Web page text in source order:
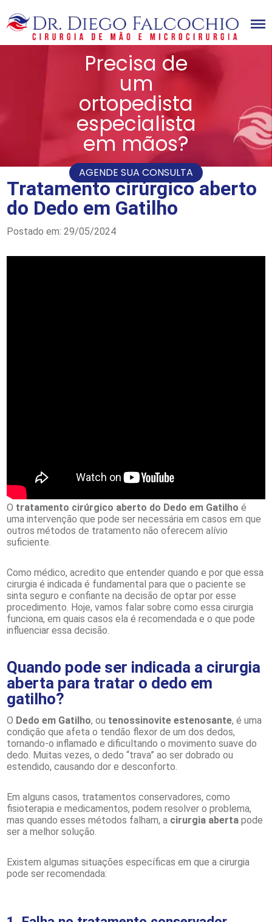
Dr Diego Falcochio
Artigos Científicos
Precisa de
um
ortopedista
especialista
em mãos?
AGENDE SUA CONSULTA
Tratamento cirúrgico aberto
do Dedo em Gatilho
Postado em: 29/05/2024
O tratamento cirúrgico aberto do Dedo em Gatilho é
uma intervenção que pode ser necessária em casos em que
outros métodos de tratamento não oferecem alívio
suficiente.
Como médico, acredito que entender quando e por que essa
cirurgia é indicada é fundamental para que o paciente se
sinta seguro e confiante na decisão de optar por esse
procedimento. Hoje, vamos falar sobre como essa cirurgia
funciona, em quais casos ela é recomendada e o que pode
influenciar essa decisão.
Quando pode ser indicada a cirurgia
aberta para tratar o dedo em
gatilho?
O Dedo em Gatilho, ou tenossinovite estenosante, é uma
condição que afeta o tendão flexor de um dos dedos,
tornando-o inflamado e dificultando o movimento suave do
dedo. Muitas vezes, o dedo “trava” ao ser dobrado ou
estendido, causando dor e desconforto.
Em alguns casos, tratamentos conservadores, como
fisioterapia e medicamentos, podem resolver o problema,
mas quando esses métodos falham, a cirurgia aberta pode
ser a melhor solução.
Existem algumas situações específicas em que a cirurgia
pode ser recomendada: